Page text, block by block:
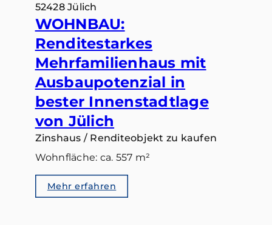
52428 Jülich
WOHNBAU:
Renditestarkes
Mehrfamilienhaus mit
Ausbaupotenzial in
bester Innenstadtlage
von Jülich
Zinshaus / Renditeobjekt zu kaufen
Wohnfläche: ca. 557 m²
Mehr erfahren